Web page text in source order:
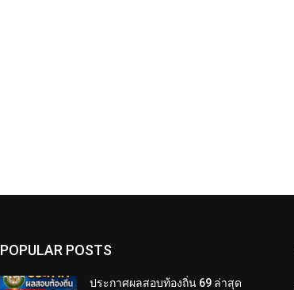
POPULAR POSTS
ประกาศผลสอบท้องถิ่น 69 ล่าสุด